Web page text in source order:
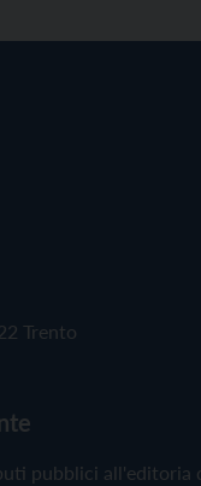
Trento
pubblici all'editoria